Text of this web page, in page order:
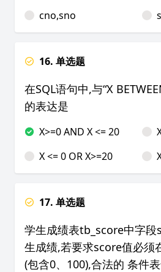
cno,sno
16. 单选题
在SQL语句中,与“X
的表达是
X>=0 AND X <= 20
X <= 0 OR X>=20
17. 单选题
学生成绩表tb_score中字段
生成绩,若要求score值必须
(包含0、100),合法的 条件